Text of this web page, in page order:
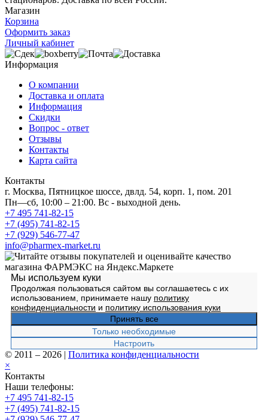
Магазин
Корзина
Оформить заказ
Личный кабинет
Информация
О компании
Доставка и оплата
Информация
Скидки
Вопрос - ответ
Отзывы
Контакты
Карта сайта
Контакты
г. Москва, Пятницкое шоссе, двлд. 54, корп. 1, пом. 201
Пн—сб, 10:00 – 21:00. Вс - выходной день.
+7 495 741-82-15
+7 (495) 741-82-15
+7 (929) 546-77-47
info@pharmex-market.ru
Мы используем куки
Продолжая пользоваться сайтом вы соглашаетесь с их
использованием, принимаете нашу политику
конфиденциальности и политику использования куки
Принять все
Только необходимые
Настроить
© 2011 – 2026 | Политика конфиденциальности
×
Контакты
Наши телефоны:
+7 495 741-82-15
+7 (495) 741-82-15